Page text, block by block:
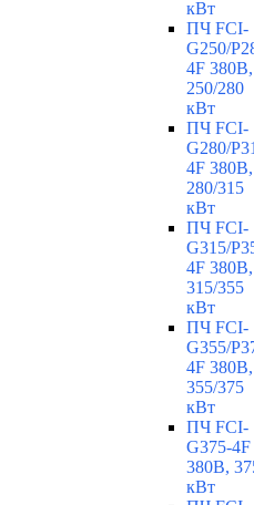
кВт
ПЧ FCI-
G250/
4F 380В,
250/280
кВт
ПЧ FCI-
G280/
4F 380В,
280/315
кВт
ПЧ FCI-
G315/
4F 380В,
315/355
кВт
ПЧ FCI-
G355/
4F 380В,
355/375
кВт
ПЧ FCI-
G375-4F
380В,
кВт